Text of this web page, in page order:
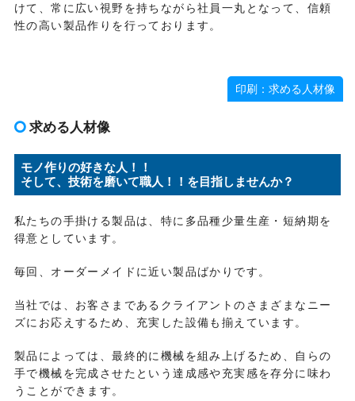
けて、常に広い視野を持ちながら社員一丸となって、信頼
性の高い製品作りを行っております。
印刷：求める人材像
求める人材像
モノ作りの好きな人！！
そして、技術を磨いて職人！！を目指しませんか？
私たちの手掛ける製品は、特に多品種少量生産・短納期を
得意としています。
毎回、オーダーメイドに近い製品ばかりです。
当社では、お客さまであるクライアントのさまざまなニー
ズにお応えするため、充実した設備も揃えています。
製品によっては、最終的に機械を組み上げるため、自らの
手で機械を完成させたという達成感や充実感を存分に味わ
うことができます。